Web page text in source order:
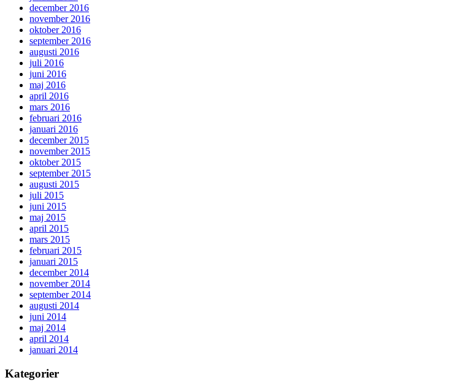
december 2016
november 2016
oktober 2016
september 2016
augusti 2016
juli 2016
juni 2016
maj 2016
april 2016
mars 2016
februari 2016
januari 2016
december 2015
november 2015
oktober 2015
september 2015
augusti 2015
juli 2015
juni 2015
maj 2015
april 2015
mars 2015
februari 2015
januari 2015
december 2014
november 2014
september 2014
augusti 2014
juni 2014
maj 2014
april 2014
januari 2014
Kategorier